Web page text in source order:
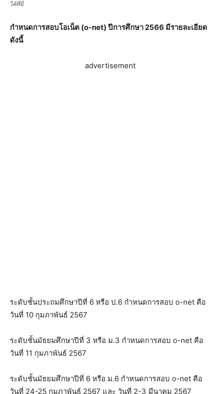
ได้ที่นี่
กำหนดการสอบโอเน็ต (o-net) ปีการศึกษา 2566 มีรายละเอียด
ดังนี้
advertisement
ระดับชั้นประถมศึกษาปีที่ 6 หรือ ป.6 กำหนดการสอบ o-net คือ
วันที่ 10 กุมภาพันธ์ 2567
ระดับชั้นมัธยมศึกษาปีที่ 3 หรือ ม.3 กำหนดการสอบ o-net คือ
วันที่ 11 กุมภาพันธ์ 2567
ระดับชั้นมัธยมศึกษาปีที่ 6 หรือ ม.6 กำหนดการสอบ o-net คือ
วันที่ 24-25 กุมภาพันธ์ 2567 และ วันที่ 2-3 มีนาคม 2567